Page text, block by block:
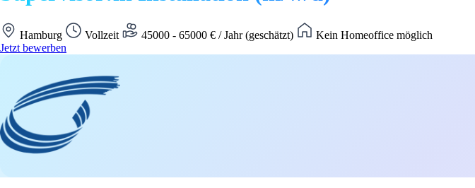
Hamburg Vollzeit 45000 - 65000 € / Jahr (geschätzt)
Kein Homeoffice möglich
Jetzt bewerben